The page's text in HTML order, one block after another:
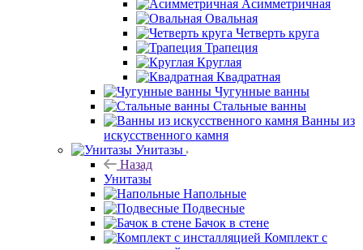
Асимметричная
Овальная
Четверть круга
Трапеция
Круглая
Квадратная
Чугунные ванны
Стальные ванны
Ванны из
искусственного камня
Унитазы
Назад
Унитазы
Напольные
Подвесные
Бачок в стене
Комплект с